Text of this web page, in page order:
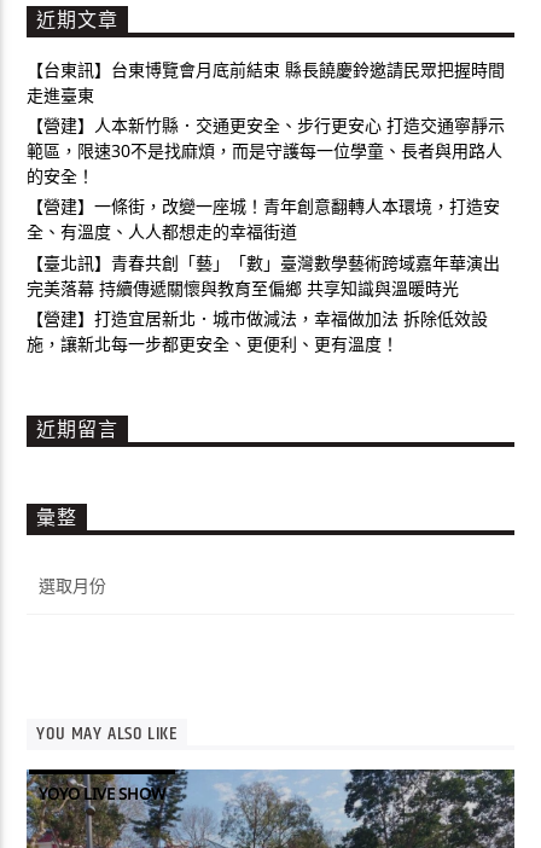
近期文章
【台東訊】台東博覽會月底前結束 縣長饒慶鈴邀請民眾把握時間
走進臺東
【營建】人本新竹縣．交通更安全、步行更安心 打造交通寧靜示
範區，限速30不是找麻煩，而是守護每一位學童、長者與用路人
的安全！
【營建】一條街，改變一座城！青年創意翻轉人本環境，打造安
全、有溫度、人人都想走的幸福街道
【臺北訊】青春共創「藝」「數」臺灣數學藝術跨域嘉年華演出
完美落幕 持續傳遞關懷與教育至偏鄉 共享知識與溫暖時光
【營建】打造宜居新北．城市做減法，幸福做加法 拆除低效設
施，讓新北每一步都更安全、更便利、更有溫度！
近期留言
彙整
整
YOU MAY ALSO LIKE
YOYO LIVE SHOW